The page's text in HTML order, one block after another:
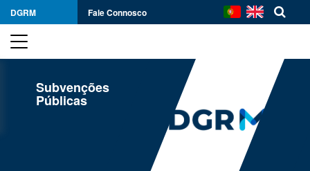
DGRM Fale Connosco
Subvenções
Públicas